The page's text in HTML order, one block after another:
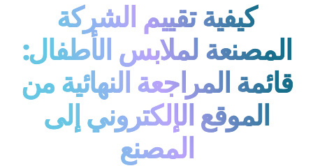
كيفية تقييم الشركة
المصنعة لملابس الأطفال:
قائمة المراجعة النهائية من
الموقع الإلكتروني إلى
المصنع